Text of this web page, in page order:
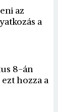
az
a
8-án
hozza a